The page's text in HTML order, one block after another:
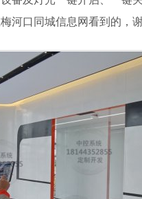
河口同城信息网看到的，